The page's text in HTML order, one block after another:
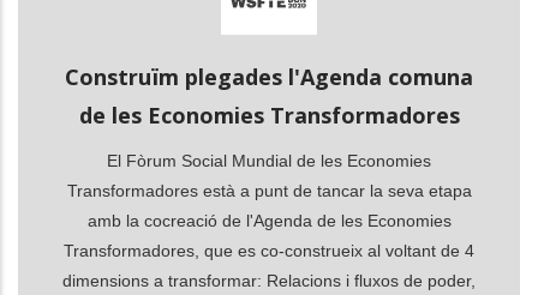
Construïm plegades l'Agenda comuna
de les Economies Transformadores
El Fòrum Social Mundial de les Economies
Transformadores està a punt de tancar la seva etapa
amb la cocreació de l'Agenda de les Economies
Transformadores, que es co-construeix al voltant de 4
dimensions a transformar: Relacions i fluxos de poder,